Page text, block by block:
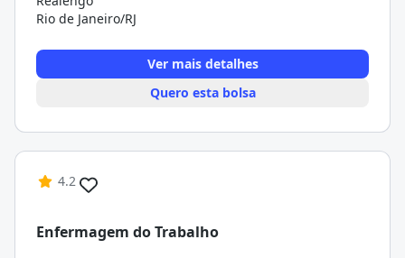
Rio de Janeiro/RJ
Ver mais detalhes
Quero esta bolsa
4.2
Enfermagem do Trabalho